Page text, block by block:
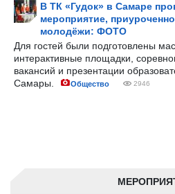
В ТК «Гудок» в Самаре
мероприятие,
молодёжи: ФОТО
Для гостей были подготовлены
интерактивные площадки,
вакансий и презентации
Самары.
Общество 2946